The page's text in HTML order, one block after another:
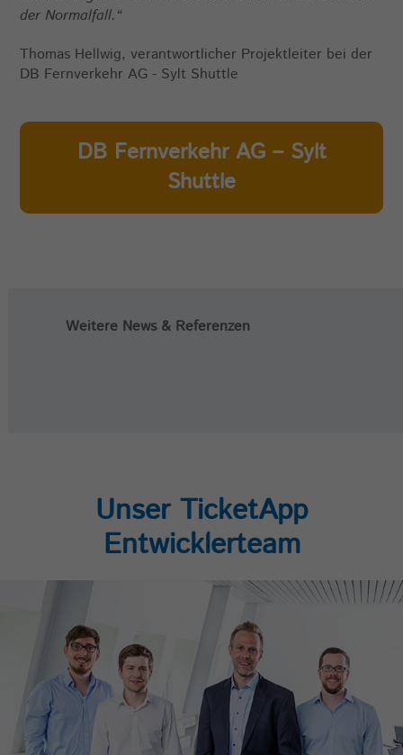
der Normalfall.“
Thomas Hellwig, verantwortlicher Projektleiter bei der
DB Fernverkehr AG - Sylt Shuttle
DB Fernverkehr AG – Sylt
Shuttle
Weitere News & Referenzen
Unser TicketApp
Entwicklerteam